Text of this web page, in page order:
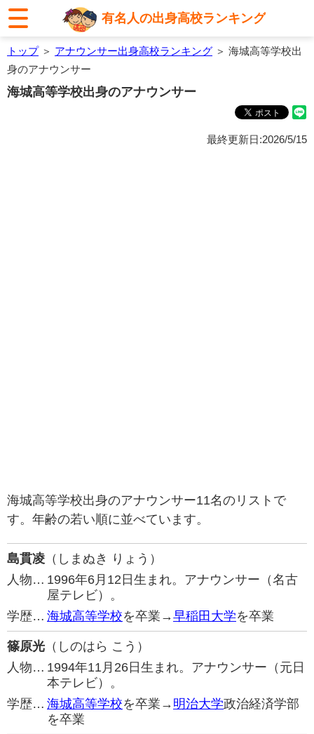
有名人の出身高校ランキング
トップ＞ アナウンサー出身高校ランキング ＞ 海城高等学校出
身のアナウンサー
海城高等学校出身のアナウンサー
最終更新日:2026/5/15
海城高等学校出身のアナウンサー11名のリストで
す。年齢の若い順に並べています。
島貫凌 （しまぬき りょう）
人物… 1996年6月12日生まれ。アナウンサー（名古
屋テレビ）。
学歴… 海城高等学校を卒業→早稲田大学を卒業
篠原光 （しのはら こう）
人物… 1994年11月26日生まれ。アナウンサー（元日
本テレビ）。
学歴… 海城高等学校を卒業→ 明治大学政治経済学部
を卒業